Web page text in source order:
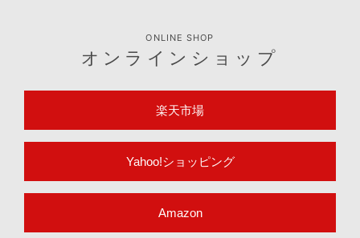
ONLINE SHOP
オンラインショップ
楽天市場
Yahoo!ショッピング
Amazon